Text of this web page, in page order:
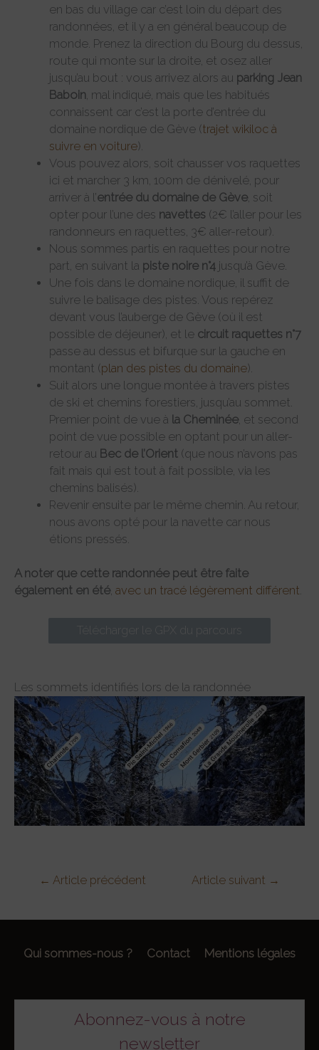
en bas du village car c’est loin du départ des
randonnées, et il y a en général beaucoup de
monde. Prenez la direction du Bourg du dessus,
route qui monte sur la droite, et osez aller
jusqu’au bout : vous arrivez alors au parking Jean
Baboin , mal indiqué, mais que les habitués
connaissent car c’est la porte d’entrée du
domaine nordique de Gève (trajet wikiloc à
suivre en voiture).
Vous pouvez alors, soit chausser vos raquettes
ici et marcher 3 km, 100m de dénivelé, pour
arriver à l’entrée du domaine de Gève , soit
opter pour l’une des navettes (2€ l’aller pour les
randonneurs en raquettes, 3€ aller-retour).
Nous sommes partis en raquettes pour notre
part, en suivant la piste noire n°4 jusqu’à Gève.
Une fois dans le domaine nordique, il suffit de
suivre le balisage des pistes. Vous repérez
devant vous l’auberge de Gève (où il est
possible de déjeuner), et le circuit raquettes n°7
passe au dessus et bifurque sur la gauche en
montant (plan des pistes du domaine).
Suit alors une longue montée à travers pistes
de ski et chemins forestiers, jusqu’au sommet.
Premier point de vue à la Cheminée , et second
point de vue possible en optant pour un aller-
retour au Bec de l’Orient (que nous n’avons pas
fait mais qui est tout à fait possible, via les
chemins balisés).
Revenir ensuite par le même chemin. Au retour,
nous avons opté pour la navette car nous
étions pressés.
A noter que cette randonnée peut être faite
également en été, avec un tracé légèrement différent.
Télécharger le GPX du parcours
Les sommets identifiés lors de la randonnée
← Article précédent Article suivant →
Qui sommes-nous ? Contact Mentions légales
Abonnez-vous à notre
newsletter